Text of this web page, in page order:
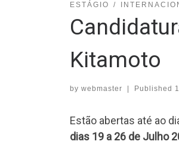
ESTÁGIO
Kitamoto
by webmaster Published
Estão abertas até ao
dias 19 a 26 de Julho